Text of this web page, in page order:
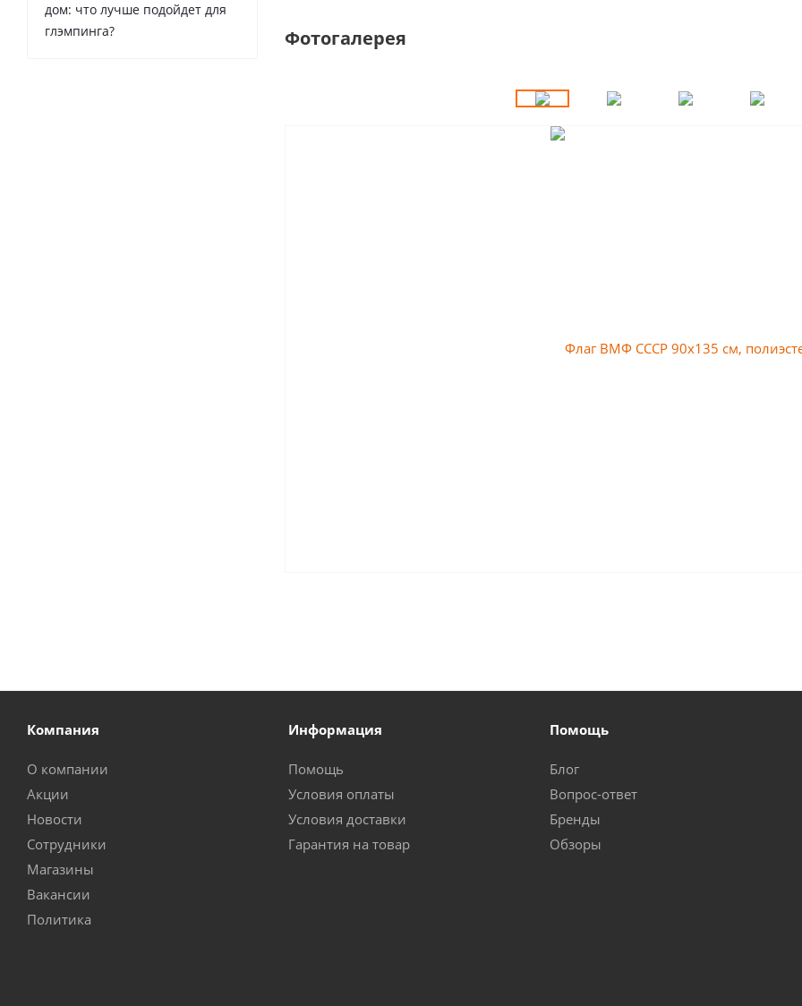
Фотогалерея
дом: что лучше подойдет для
глэмпинга?
Компания
О компании
Акции
Новости
Сотрудники
Магазины
Вакансии
Политика
Информация
Помощь
Условия оплаты
Условия доставки
Гарантия на товар
Помощь
Блог
Вопрос-ответ
Бренды
Обзоры